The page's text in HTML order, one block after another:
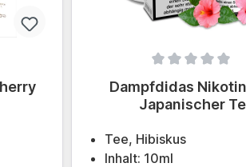
0 von 5 SternenDurchschnittliche
Dampfdidas
Japanischer
Tee, Hibiskus
Inhalt: 10ml